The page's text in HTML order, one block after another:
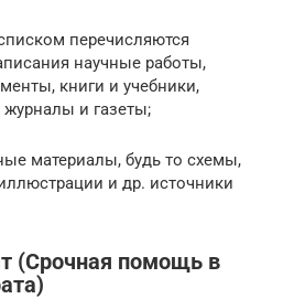
перечисляются
научные работы,
книги и учебники,
и газеты;
материалы, будь то схемы,
и др. источники
(Срочная помощь в